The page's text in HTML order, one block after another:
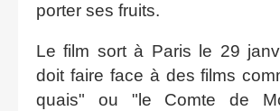
porter ses fruits.
Le film sort à Paris le 29
doit faire face à des films
quais" ou "le Comte de